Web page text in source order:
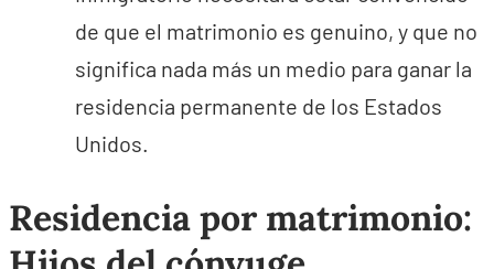
de que el matrimonio es genuino, y que no
significa nada más un medio para ganar la
residencia permanente de los Estados
Unidos.
Residencia por matrimonio: